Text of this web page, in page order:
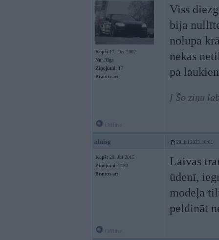
Kopš: 17. Dec 2002
No: Rīga
Ziņojumi: 17
Braucu ar:
Viss
bija
nolupa
nekas
pa
[ Šo ziņu
alnisg 20. Jul 2023, 10:01
Kopš: 29. Jul 2015
Ziņojumi: 2120
Braucu ar:
Laivas
ūdenī,
modeļa
peldināt